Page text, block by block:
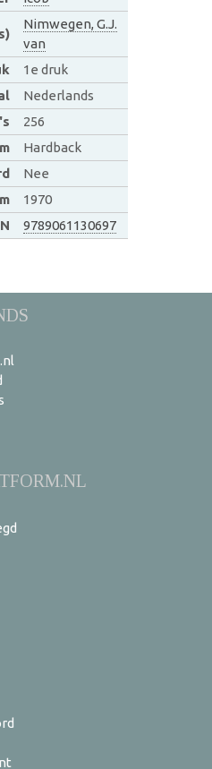
Nimwegen, G.J.
van
1e druk
Nederlands
256
Hardback
Nee
1970
9789061130697